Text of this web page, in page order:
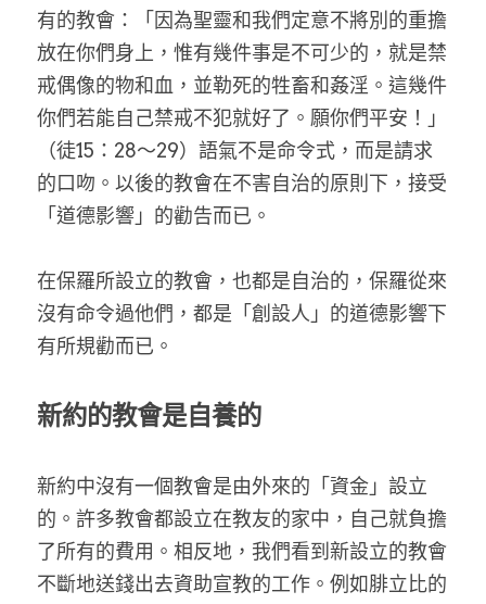
有的教會：「因為聖靈和我們定意不將別的重擔
放在你們身上，惟有幾件事是不可少的，就是禁
戒偶像的物和血，並勒死的牲畜和姦淫。這幾件
你們若能自己禁戒不犯就好了。願你們平安！」
（徒15：28～29）語氣不是命令式，而是請求
的口吻。以後的教會在不害自治的原則下，接受
「道德影響」的勸告而已。
在保羅所設立的教會，也都是自治的，保羅從來
沒有命令過他們，都是「創設人」的道德影響下
有所規勸而已。
新約的教會是自養的
新約中沒有一個教會是由外來的「資金」設立
的。許多教會都設立在教友的家中，自己就負擔
了所有的費用。相反地，我們看到新設立的教會
不斷地送錢出去資助宣教的工作。例如腓立比的